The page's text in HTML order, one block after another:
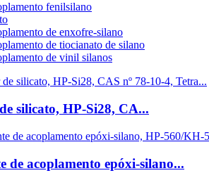
fenilsilano
de enxofre-silano
de tiocianato de silano
de vinil silanos
silicato, HP-Si28, CA...
de acoplamento epóxi-silano...